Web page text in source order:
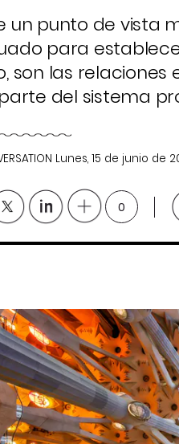
un punto de vista
para
son las relaciones
del sistema
Lunes, 15 de junio de
0